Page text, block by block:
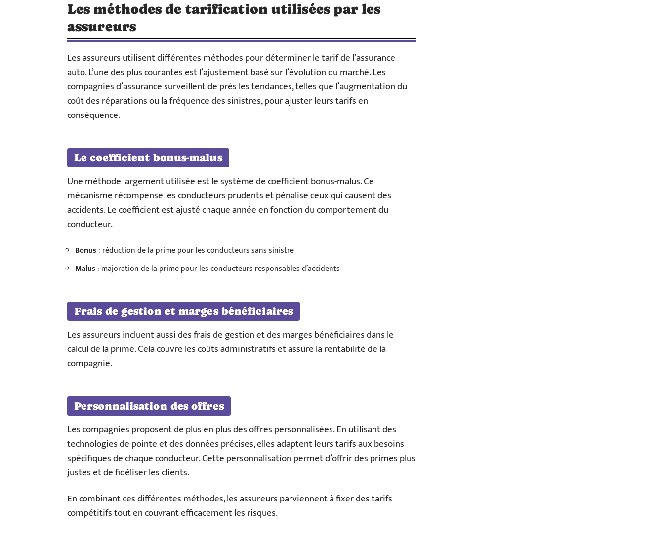
Les méthodes de tarification utilisées par les
assureurs
Les assureurs utilisent différentes méthodes pour déterminer le tarif de l’assurance
auto. L’une des plus courantes est l’ajustement basé sur l’évolution du marché. Les
compagnies d’assurance surveillent de près les tendances, telles que l’augmentation du
coût des réparations ou la fréquence des sinistres, pour ajuster leurs tarifs en
conséquence.
Le coefficient bonus-malus
Une méthode largement utilisée est le système de coefficient bonus-malus. Ce
mécanisme récompense les conducteurs prudents et pénalise ceux qui causent des
accidents. Le coefficient est ajusté chaque année en fonction du comportement du
conducteur.
Bonus: réduction de la prime pour les conducteurs sans sinistre
Malus: majoration de la prime pour les conducteurs responsables d’accidents
Frais de gestion et marges bénéficiaires
Les assureurs incluent aussi des frais de gestion et des marges bénéficiaires dans le
calcul de la prime. Cela couvre les coûts administratifs et assure la rentabilité de la
compagnie.
Personnalisation des offres
Les compagnies proposent de plus en plus des offres personnalisées. En utilisant des
technologies de pointe et des données précises, elles adaptent leurs tarifs aux besoins
spécifiques de chaque conducteur. Cette personnalisation permet d’offrir des primes plus
justes et de fidéliser les clients.
En combinant ces différentes méthodes, les assureurs parviennent à fixer des tarifs
compétitifs tout en couvrant efficacement les risques.